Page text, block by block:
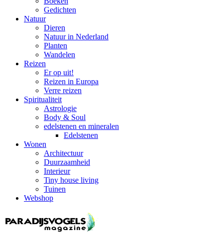
Gedichten
Natuur
Dieren
Natuur in Nederland
Planten
Wandelen
Reizen
Er op uit!
Reizen in Europa
Verre reizen
Spiritualiteit
Astrologie
Body & Soul
edelstenen en mineralen
Edelstenen
Wonen
Architectuur
Duurzaamheid
Interieur
Tiny house living
Tuinen
Webshop